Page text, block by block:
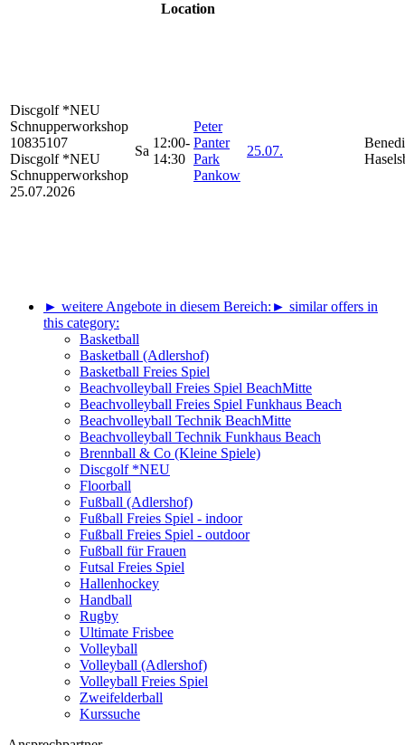
Location
Discgolf *NEU
Schnupperworkshop
10835107
Discgolf *NEU
Schnupperworkshop
25.07.2026
Sa
12:00-
14:30
Peter
Panter
Park
Pankow
25.07.
► weitere Angebote in diesem Bereich: ► similar offers in
this category:
Basketball
Basketball (Adlershof)
Basketball Freies Spiel
Beachvolleyball Freies Spiel BeachMitte
Beachvolleyball Freies Spiel Funkhaus Beach
Beachvolleyball Technik BeachMitte
Beachvolleyball Technik Funkhaus Beach
Brennball & Co (Kleine Spiele)
Discgolf *NEU
Floorball
Fußball (Adlershof)
Fußball Freies Spiel - indoor
Fußball Freies Spiel - outdoor
Fußball für Frauen
Futsal Freies Spiel
Hallenhockey
Handball
Rugby
Ultimate Frisbee
Volleyball
Volleyball (Adlershof)
Volleyball Freies Spiel
Zweifelderball
Kurssuche